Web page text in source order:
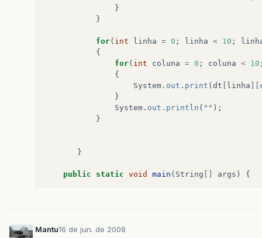
}
}
for( int linha = 0 ; linha < 10 ;
{
for( int coluna = 0 ; coluna < 10
{
System . out . print ( dt linha
}
System . out . println ( "" );
}
}
public static void main ( String args ) {
}
Mantu16 de jun. de 2008